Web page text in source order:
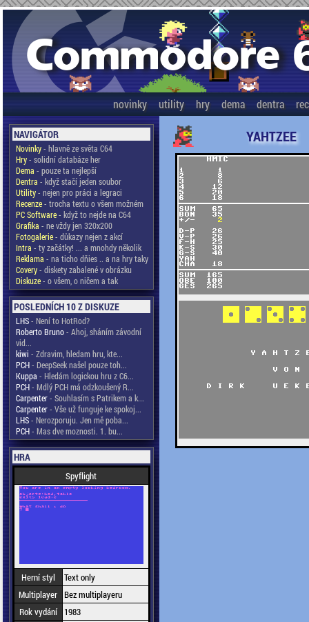
novinky utility hry dema dentra
NAVIGÁTOR
Novinky- hlavně ze světa C64
Hry- solidní databáze her
Dema - pouze ta nejlepší
Dentra - když stačí jeden soubor
Utility- nejen pro práci a legraci
Recenze- trocha textu o všem možném
PC Software- když to nejde na C64
Grafika - ne vždy jen 320x200
Fotogalerie- důkazy nejen z akcí
Intra - ty začátky! ... a mnohdy několik
Reklama - na ticho dňies .. a na hry taky
Covery- diskety zabalené v obrázku
Diskuze- o všem, o ničem a tak
POSLEDNÍCH 10 Z DISKUZE
LHS- Není to HotRod?
Roberto Bruno- Ahoj, sháním závodní
vid...
kiwi - Zdravim, hledam hru, kte...
PCH- DeepSeek našel pouze toh...
Kuppa - Hledám logickou hru z C6...
PCH- Mdlý PCH má odzkoušený R...
Carpenter- Souhlasím s Patrikem a k...
Carpenter- Vše už funguje ke spokoj...
LHS- Nerozporuju. Jen mě poba...
PCH- Mas dve moznosti. 1. bu...
HRA
Spyflight
Herní styl
Text only
Multiplayer Bez multiplayeru
Rok vydání
1983
YAHTZEE